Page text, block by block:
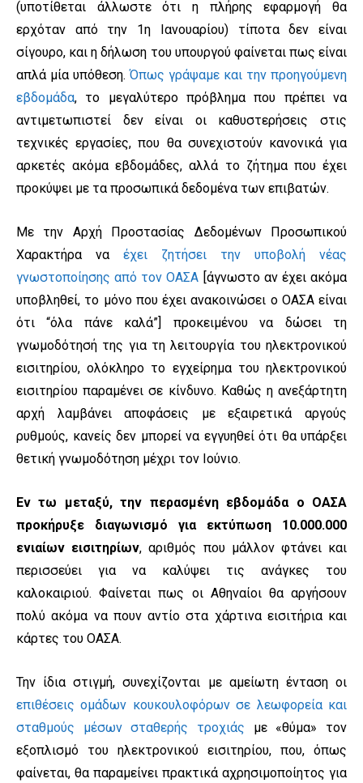
(υποτίθεται άλλωστε ότι η πλήρης εφαρμογή θα
ερχόταν από την 1η Ιανουαρίου) τίποτα δεν είναι
σίγουρο, και η δήλωση του υπουργού φαίνεται πως είναι
απλά μία υπόθεση.Όπως γράψαμε και την προηγούμενη
εβδομάδα, το μεγαλύτερο πρόβλημα που πρέπει να
αντιμετωπιστεί δεν είναι οι καθυστερήσεις στις
τεχνικές εργασίες, που θα συνεχιστούν κανονικά για
αρκετές ακόμα εβδομάδες, αλλά το ζήτημα που έχει
προκύψει με τα προσωπικά δεδομένα των επιβατών.
Με την Αρχή Προστασίας Δεδομένων Προσωπικού
Χαρακτήρα να έχει ζητήσει την υποβολή νέας
γνωστοποίησης από τον ΟΑΣΑ [άγνωστο αν έχει ακόμα
υποβληθεί, το μόνο που έχει ανακοινώσει ο ΟΑΣΑ είναι
ότι “όλα πάνε καλά”] προκειμένου να δώσει τη
γνωμοδότησή της για τη λειτουργία του ηλεκτρονικού
εισιτηρίου, ολόκληρο το εγχείρημα του ηλεκτρονικού
εισιτηρίου παραμένει σε κίνδυνο. Καθώς η ανεξάρτητη
αρχή λαμβάνει αποφάσεις με εξαιρετικά αργούς
ρυθμούς, κανείς δεν μπορεί να εγγυηθεί ότι θα υπάρξει
θετική γνωμοδότηση μέχρι τον Ιούνιο.
Εν τω μεταξύ, την περασμένη εβδομάδα ο ΟΑΣΑ
προκήρυξε διαγωνισμό για εκτύπωση 10.000.000
ενιαίων εισιτηρίων, αριθμός που μάλλον φτάνει και
περισσεύει για να καλύψει τις ανάγκες του
καλοκαιριού. Φαίνεται πως οι Αθηναίοι θα αργήσουν
πολύ ακόμα να πουν αντίο στα χάρτινα εισιτήρια και
κάρτες του ΟΑΣΑ.
Την ίδια στιγμή, συνεχίζονται με αμείωτη ένταση οι
επιθέσεις ομάδων κουκουλοφόρων σε λεωφορεία και
σταθμούς μέσων σταθερής τροχιάς με «θύμα» τον
εξοπλισμό του ηλεκτρονικού εισιτηρίου, που, όπως
φαίνεται, θα παραμείνει πρακτικά αχρησιμοποίητος για